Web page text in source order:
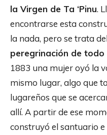
la Virgen de Ta ‘Pinu.
encontrarse esta
la nada, pero se trata
peregrinación de todo
1883 una mujer oyó la
mismo lugar, algo que
lugareños que se
allí. A partir de ese
construyó el santuario